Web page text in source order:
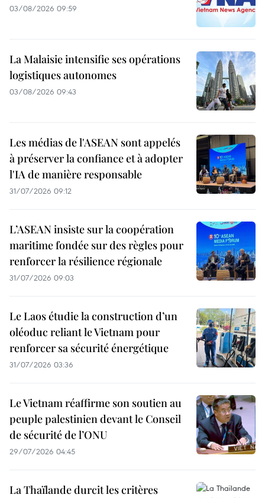
03/08/2026 09:59
La Malaisie intensifie ses opérations
logistiques autonomes
03/08/2026 09:43
Les médias de l'ASEAN sont appelés
à préserver la confiance et à adopter
l'IA de manière responsable
31/07/2026 09:12
L’ASEAN insiste sur la coopération
maritime fondée sur des règles pour
renforcer la résilience régionale
31/07/2026 09:03
Le Laos étudie la construction d’un
oléoduc reliant le Vietnam pour
renforcer sa sécurité énergétique
31/07/2026 03:36
Le Vietnam réaffirme son soutien au
peuple palestinien devant le Conseil
de sécurité de l’ONU
29/07/2026 04:45
La Thaïlande durcit les critères